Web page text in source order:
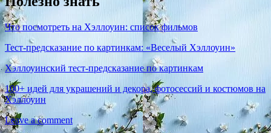
Что посмотреть на Хэллоуин: список фильмов
Тест-предсказание по картинкам: «Веселый Хэллоуин»
Хэллоуинский тест-предсказание по картинкам
100+ идей для украшений и декора, фотосессий и костюмов на
Хэллоуин
Leave a comment